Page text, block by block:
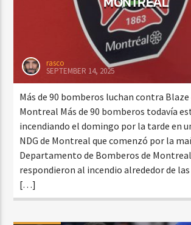
rasco
SEPTEMBER 14, 2025
Más de 90 bomberos luchan contra Blaze
Montreal Más de 90 bomberos todavía
incendiando el domingo por la tarde en
NDG de Montreal que comenzó por la
Departamento de Bomberos de
respondieron al incendio alrededor de las
[…]